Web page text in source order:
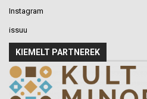
Instagram
issuu
KIEMELT PARTNEREK